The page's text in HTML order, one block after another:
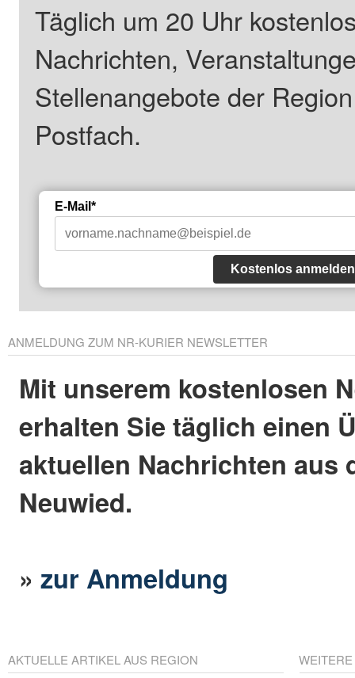
Täglich um 20 Uhr
Nachrichten,
Stellenangebote der
Postfach.
E-Mail*
Kostenlos anmelden
ANMELDUNG ZUM NR-KURIER NEWSLETTER
Mit unserem kostenlosen
erhalten Sie täglich einen
aktuellen Nachrichten aus
Neuwied.
»zur Anmeldung
AKTUELLE ARTIKEL AUS REGION